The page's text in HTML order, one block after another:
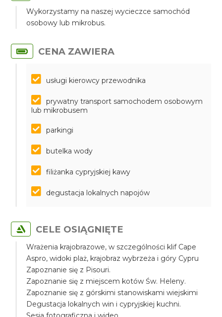
Wykorzystamy na naszej wycieczce samochód
osobowy lub mikrobus.
CENA ZAWIERA
usługi kierowcy przewodnika
prywatny transport samochodem osobowym
lub mikrobusem
parkingi
butelka wody
filiżanka cypryjskiej kawy
degustacja lokalnych napojów
CELE OSIĄGNIĘTE
Wrażenia krajobrazowe, w szczególności klif Cape
Aspro, widoki plaż, krajobraz wybrzeża i góry Cypru
Zapoznanie się z Pisouri.
Zapoznanie się z miejscem kotów Św. Heleny.
Zapoznanie się z górskimi stanowiskami wiejskimi
Degustacja lokalnych win i cypryjskiej kuchni.